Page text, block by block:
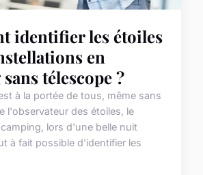
identifier les étoiles
en
télescope ?
à la portée de tous, même sans
l'observateur des étoiles, le
lors d'une belle nuit
à fait possible d'identifier les